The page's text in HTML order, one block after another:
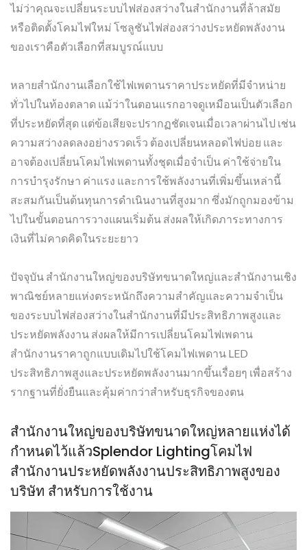
ไม่ว่าคุณจะเปลี่ยนระบบไฟส่องสว่างในสำนักงานที่ล้าสมัย
หรือติดตั้งโคมไฟใหม่ โซลูชันไฟส่องสว่างประหยัดพลังงาน
ของเราคือตัวเลือกที่สมบูรณ์แบบ
หลายสำนักงานเลือกใช้ไฟเพดานราคาประหยัดที่มีจำหน่าย
ทั่วไปในท้องตลาด แม้ว่าในตอนแรกอาจดูเหมือนเป็นตัวเลือก
ที่ประหยัดที่สุด แต่ข้อเสียจะปรากฏชัดเจนเมื่อเวลาผ่านไป เช่น
ความสว่างลดลงอย่างรวดเร็ว ต้องเปลี่ยนหลอดไฟบ่อย และ
อาจต้องเปลี่ยนโคมไฟเพดานทั้งชุดเมื่อจำเป็น ค่าใช้จ่ายใน
การบำรุงรักษา ค่าแรง และการใช้พลังงานที่เพิ่มขึ้นเหล่านี้
สะสมกันเป็นต้นทุนการดำเนินงานที่สูงมาก ซึ่งมักถูกมองข้าม
ไปในขั้นตอนการวางแผนเริ่มต้น ส่งผลให้เกิดภาระทางการ
เงินที่ไม่คาดคิดในระยะยาว
ปัจจุบัน สำนักงานใหญ่ของบริษัทขนาดใหญ่และสำนักงานเชิง
พาณิชย์หลายแห่งตระหนักถึงความสำคัญและความจำเป็น
ของระบบไฟส่องสว่างในสำนักงานที่มีประสิทธิภาพสูงและ
ประหยัดพลังงาน ส่งผลให้มีการเปลี่ยนโคมไฟเพดาน
สำนักงานราคาถูกแบบเดิมไปใช้โคมไฟเพดาน LED
ประสิทธิภาพสูงและประหยัดพลังงานมากขึ้นเรื่อยๆ เพื่อสร้าง
รากฐานที่ยั่งยืนและคุ้มค่ากว่าสำหรับธุรกิจของตน
สำนักงานใหญ่ของบริษัทขนาดใหญ่หลายแห่งได้
กำหนดไว้แล้วSplendor Lightingโคมไฟ
สำนักงานประหยัดพลังงานประสิทธิภาพสูงของ
บริษัท สำหรับการใช้งาน